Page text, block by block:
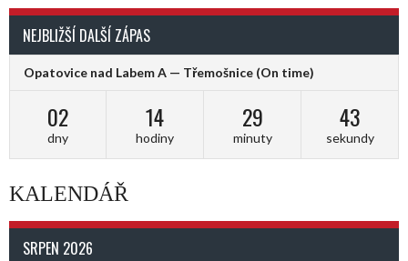
NEJBLIŽŠÍ DALŠÍ ZÁPAS
Opatovice nad Labem A — Třemošnice (On time)
02
dny
14
hodiny
29
minuty
43
sekundy
KALENDÁŘ
SRPEN 2026